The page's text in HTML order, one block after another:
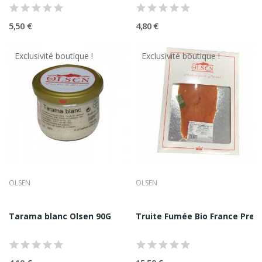
gastronomiques, il permet une découpe sur mesure et une
présentation élégante.
Spécialités Nordiques Autour Du Saumon
Certaines références déclinent le saumon selon des
traditions nordiques, apportant des variations subtiles tout
en respectant l’ADN de la marque, sans oublier
l'accompagnement idéal : les blinis.
Une Constance Qualitative Au Cœur
De La Reconnaissance
offrir une expérience identique, sans surprise ni
Les gastronomes avertis
5,50 € 4,80 €
Exclusivité boutique !
OLSEN
Tarama blanc Olsen 90G
Exclusivité boutique !
OLSEN
Truite Fumée Bio France